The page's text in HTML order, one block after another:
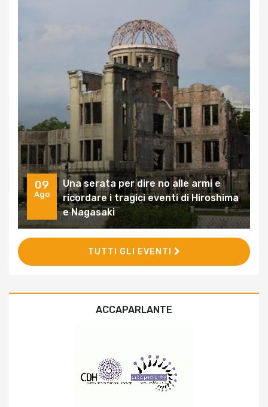
09
Ago
Una serata per dire no alle armi e
ricordare i tragici eventi di Hiroshima
e Nagasaki
TUTTI GLI EVENTI
ACCAPARLANTE